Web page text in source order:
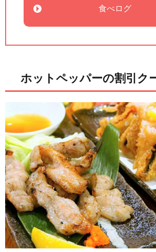
食べログ
ホットペッパーの割引ク